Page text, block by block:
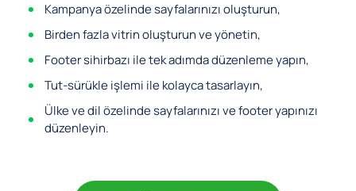
Kampanya özelinde sayfalarınızı oluşturun,
Birden fazla vitrin oluşturun ve yönetin,
Footer sihirbazı ile tek adımda düzenleme yapın,
Tut-sürükle işlemi ile kolayca tasarlayın,
Ülke ve dil özelinde sayfalarınızı ve footer yapınızı
düzenleyin.